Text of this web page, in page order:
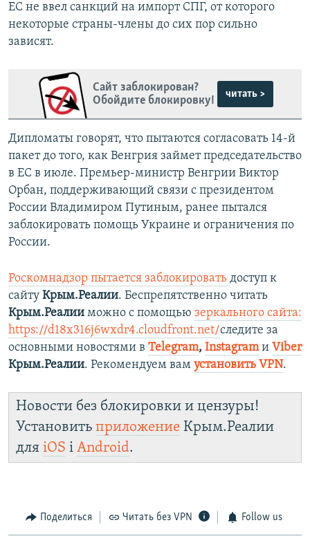
ЕС не ввел санкций на импорт СПГ, от которого
некоторые страны-члены до сих пор сильно
зависят.
Сайт заблокирован?
Обойдите блокировку!
читать >
Дипломаты говорят, что пытаются согласовать 14-й
пакет до того, как Венгрия займет председательство
в ЕС в июле. Премьер-министр Венгрии Виктор
Орбан, поддерживающий связи с президентом
России Владимиром Путиным, ранее пытался
заблокировать помощь Украине и ограничения по
России.
Роскомнадзор пытается заблокировать доступ к
сайту Крым.Реалии. Беспрепятственно читать
Крым.Реалии можно с помощью зеркального сайта:
https://d18x316j6wxdr4.cloudfront.net/следите за
основными новостями в Telegram, Instagramи Viber
Крым.Реалии. Рекомендуем вам установить VPN.
Новости без блокировки и цензуры!
Установить приложение Крым.Реалии
для iOS і Android.
Поделиться Читать без VPN Follow us